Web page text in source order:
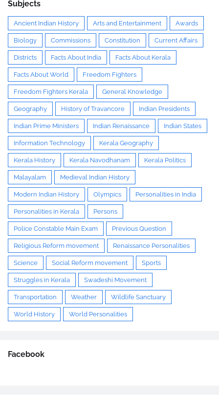
Subjects
Ancient Indian History Arts and Entertainment Awards
Biology Commissions Constitution Current Affairs
Districts Facts About India Facts About Kerala
Facts About World Freedom Fighters
Freedom Fighters Kerala General Knowledge
Geography History of Travancore Indian Presidents
Indian Prime Ministers Indian Renaissance Indian States
Information Technology Kerala Geography
Kerala History Kerala Navodhanam Kerala Politics
Malayalam Medieval Indian History
Modern Indian History Olympics Personalities in India
Personalities in Kerala Persons
Police Constable Main Exam Previous Question
Religious Reform movement Renaissance Personalities
Science Social Reform movement Sports
Struggles in Kerala Swadeshi Movement
Transportation Weather Wildlife Sanctuary
World History World Personalities
Facebook